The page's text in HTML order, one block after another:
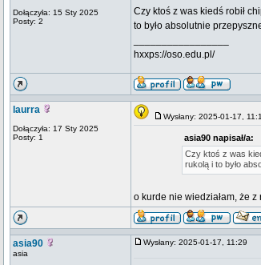
Dołączyła: 15 Sty 2025
Posty: 2
Czy ktoś z was kiedś robił
to było absolutnie
hxxps://oso.edu.pl/
laurra
Dołączyła: 17 Sty 2025
Posty: 1
Wysłany: 2025-01-17,
asia90 napisał/a:
Czy ktoś z was
rukolą i to było
o kurde nie wiedziałam, że
asia90
asia
Wysłany: 2025-01-17, 11:29